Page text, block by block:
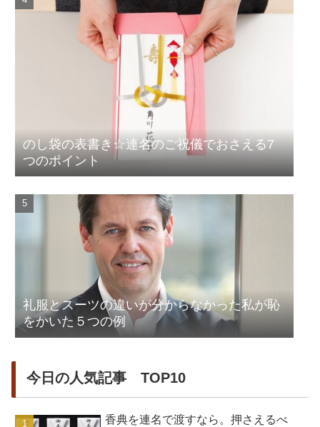
のし袋の表書き☆連名のご祝儀でおさえる7
つのポイント
礼服とスーツの違いが分からなかった私が恥
をかいた５つの例
今日の人気記事 TOP10
香典を連名で渡すなら。押さえるべ